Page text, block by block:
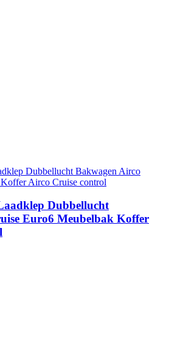
Dubbellucht
Euro6 Meubelbak Koffer